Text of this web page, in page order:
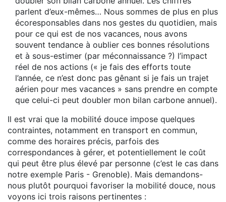
parlent d’eux-mêmes… Nous sommes de plus en plus
écoresponsables dans nos gestes du quotidien, mais
pour ce qui est de nos vacances, nous avons
souvent tendance à oublier ces bonnes résolutions
et à sous-estimer (par méconnaissance ?) l’impact
réel de nos actions (« je fais des efforts toute
l’année, ce n’est donc pas gênant si je fais un trajet
aérien pour mes vacances » sans prendre en compte
que celui-ci peut doubler mon bilan carbone annuel).
Il est vrai que la mobilité douce impose quelques
contraintes, notamment en transport en commun,
comme des horaires précis, parfois des
correspondances à gérer, et potentiellement le coût
qui peut être plus élevé par personne (c’est le cas dans
notre exemple Paris - Grenoble). Mais demandons-
nous plutôt pourquoi favoriser la mobilité douce, nous
voyons ici trois raisons pertinentes :